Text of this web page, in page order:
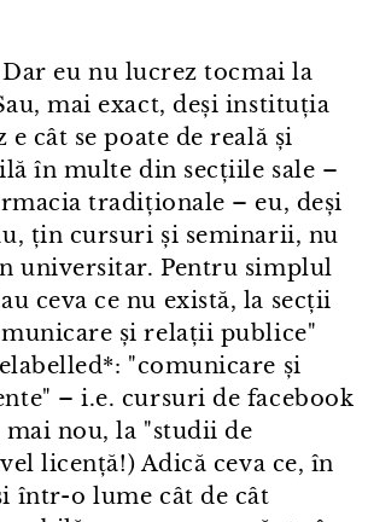
Dar eu nu lucrez tocmai la
mai exact, deși instituția
e cât se poate de reală și
în multe din secțiile sale –
tradiționale – eu, deși
țin cursuri și seminarii, nu
universitar. Pentru simplul
ceva ce nu există, la secții
și relații publice"
"comunicare și
– i.e. cursuri de facebook
mai nou, la "studii de
licență!) Adică ceva ce, în
într⁠-⁠o lume cât de cât